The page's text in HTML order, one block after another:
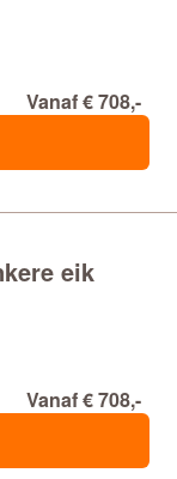
Vanaf € 708,-
eik
Vanaf € 708,-